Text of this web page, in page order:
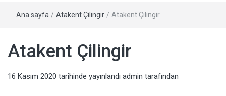
Ana sayfa / Atakent Çilingir / Atakent Çilingir
Atakent Çilingir
16 Kasım 2020 tarihinde yayınlandı admin tarafından